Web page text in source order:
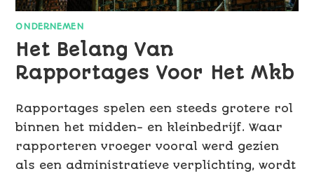
ONDERNEMEN
Het Belang Van
Rapportages Voor Het Mkb
Rapportages spelen een steeds grotere rol
binnen het midden- en kleinbedrijf. Waar
rapporteren vroeger vooral werd gezien
als een administratieve verplichting, wordt